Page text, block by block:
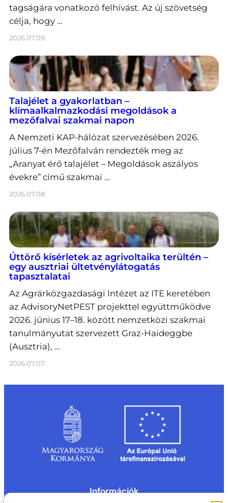
tagságára vonatkozó felhívást. Az új szövetség
célja, hogy …
2026.07.09.
Talajélet a gyakorlatban –
klímaalkalmazkodási megoldások a
mezőfalvai szakmai napon
A Nemzeti KAP-hálózat szervezésében 2026.
július 7-én Mezőfalván rendezték meg az
„Aranyat érő talajélet – Megoldások aszályos
évekre” című szakmai …
2026.07.08.
Úttörő kísérletek az agrivoltaika terültén –
egy ausztriai ültetvénylátogatás
tapasztalatai
Az Agrárközgazdasági Intézet az ITE keretében
az AdvisoryNetPEST projekttel együttműködve
2026. június 17–18. között nemzetközi szakmai
tanulmányutat szervezett Graz-Haideggbe
(Ausztria), …
2026.07.07.
Információk